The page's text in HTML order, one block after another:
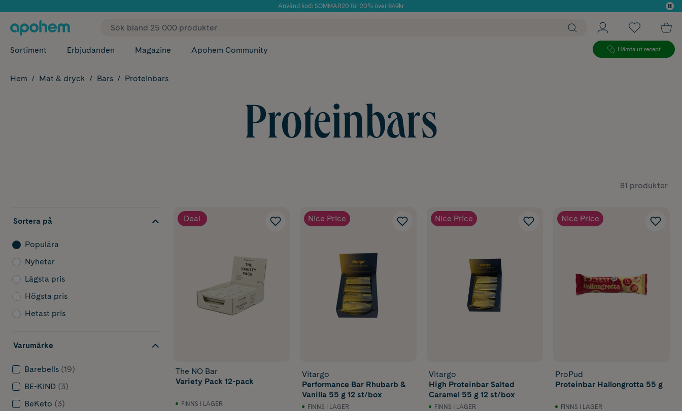
Använd kod: SOMMAR20 för 20% över 649kr
✓ Fri frakt
Sortiment Erbjudanden Magazine Apohem Community Hämta ut recept
Hem Mat & dryck Bars Proteinbars
Proteinbars
81 produkter
Sortera på
Populära
Nyheter
Lägsta pris
Högsta pris
Hetast pris
Varumärke
Barebells (19)
BE-KIND (3)
BeKeto (3)
Deal
The NO Bar
Variety Pack 12-pack
FINNS I LAGER
Nice Price
Vitargo
Performance Bar Rhubarb &
Vanilla 55 g 12 st/box
FINNS I LAGER
Nice Price
Vitargo
High Proteinbar Salted
Caramel 55 g 12 st/box
FINNS I LAGER
Nice Price
ProPud
Proteinbar Hallongrotta 55 g
FINNS I LAGER